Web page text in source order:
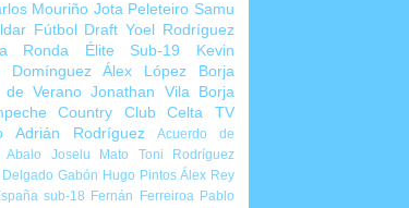
Mouriño Jota Peleteiro Samu
Fútbol Draft Yoel Rodríguez
Ronda Élite Sub-19
Kevin
Domínguez Álex López
Borja
de Verano Jonathan Vila
Borja
Country Club
Celta TV
Adrián Rodríguez
Acuerdo de
Abalo Joselu Mato
Toni Rodríguez
Gabón Hugo Pintos Álex Rey
sub-18 Fernán Ferreiroa Pablo